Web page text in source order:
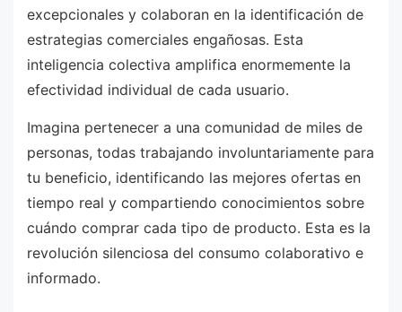
excepcionales y colaboran en la identificación de
estrategias comerciales engañosas. Esta
inteligencia colectiva amplifica enormemente la
efectividad individual de cada usuario.
Imagina pertenecer a una comunidad de miles de
personas, todas trabajando involuntariamente para
tu beneficio, identificando las mejores ofertas en
tiempo real y compartiendo conocimientos sobre
cuándo comprar cada tipo de producto. Esta es la
revolución silenciosa del consumo colaborativo e
informado.